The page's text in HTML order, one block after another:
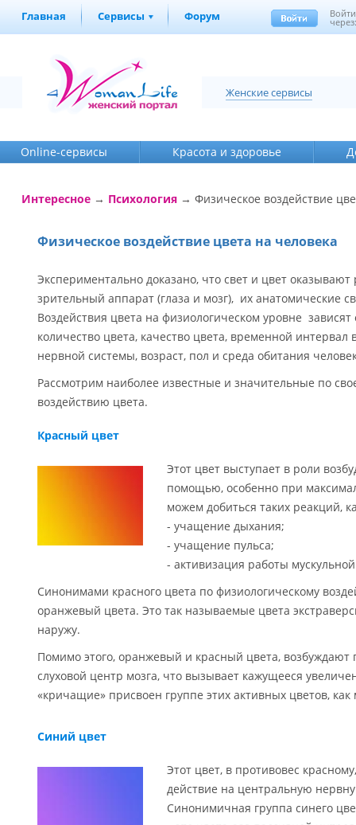
Главная Сервисы Форум Войти
Женские сервисы
Online-cервисы Красота и здоровье
Интересное → Психология → Физическое воздействие
Физическое воздействие цвета на человека
Экспериментально доказано, что свет и цвет
зрительный аппарат (глаза и мозг), их анатомические
Воздействия цвета на физиологическом уровне зависят
количество цвета, качество цвета, временной интервал
нервной системы, возраст, пол и среда обитания
Рассмотрим наиболее известные и значительные по
воздействию цвета.
Красный цвет
Этот цвет выступает в роли
помощью, особенно при
можем добиться таких реакций,
- учащение дыхания;
- учащение пульса;
- активизация работы
Синонимами красного цвета по физиологическому
оранжевый цвета. Это так называемые цвета
наружу.
Помимо этого, оранжевый и красный цвета, возбуждают
слуховой центр мозга, что вызывает кажущееся
«кричащие» присвоен группе этих активных цветов,
Синий цвет
Этот цвет, в противовес
действие на центральную
Синонимичная группа синего